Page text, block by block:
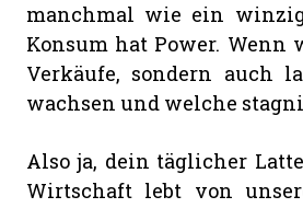
manchmal wie ein
Konsum hat Power.
Verkäufe, sondern auch
wachsen und welche
Also ja, dein täglicher
Wirtschaft lebt von